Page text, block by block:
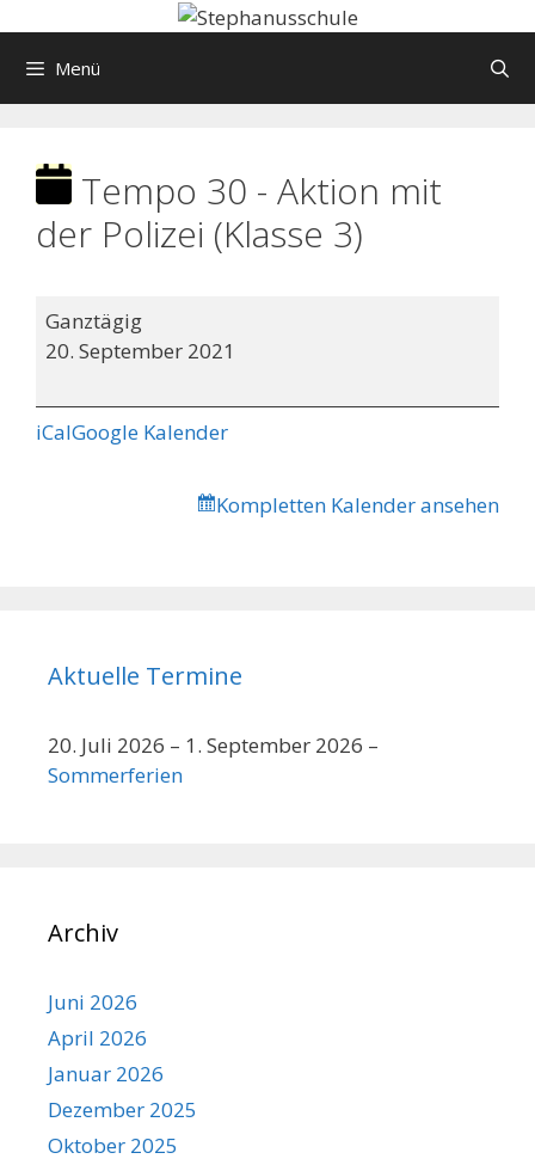
Inhalt Menü
Tempo 30 - Aktion mit
der Polizei (Klasse 3)
Tempo
30
Aktion
mit
Ganztägig
20. September 2021
iCalGoogle Kalender
Kompletten Kalender ansehen
Aktuelle Termine
20. Juli 2026 – 1. September 2026 –
Sommerferien
Archiv
Juni 2026
April 2026
Januar 2026
Dezember 2025
Oktober 2025